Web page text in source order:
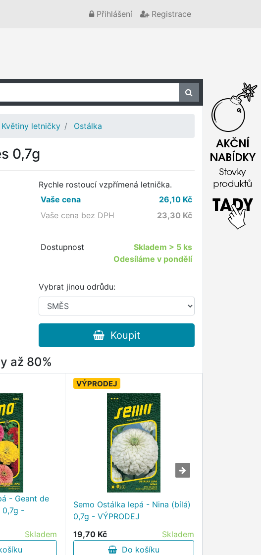
Přihlášení Registrace
Květiny letničky Ostálka
0,7g
Rychle rostoucí vzpřímená letnička.
Vaše cena
26,10Kč
Vaše cena bez DPH
23,30 Kč
Dostupnost Skladem > 5 ks
Odesíláme v pondělí
Vybrat jinou odrůdu:
Koupit
až 80%
- Geant de
0,7g -
Skladem
VÝPRODEJ
Semo Ostálka lepá - Nina (bílá)
0,7g - VÝPRODEJ
19,70 Kč
Skladem
Do košíku